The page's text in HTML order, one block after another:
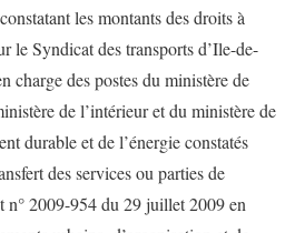
les montants des droits à
le Syndicat des transports d’Ile-de-
charge des postes du ministère de
de l’intérieur et du ministère de
durable et de l’énergie constatés
des services ou parties de
n° 2009-954 du 29 juillet 2009 en